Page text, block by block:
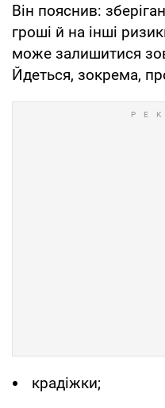
Він пояснив:
гроші й на інші
може залишитися
Йдеться, зокрема,
крадіжки;